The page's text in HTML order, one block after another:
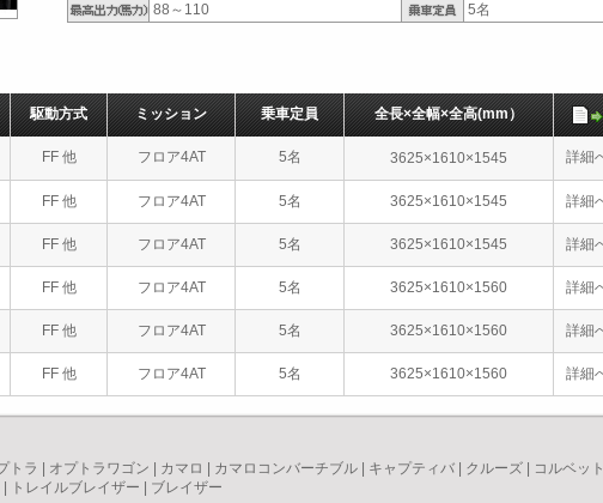
88～110
5名
駆動方式 ミッション 乗車定員 全長×全幅×全高(mm）
FF 他 フロア4AT 5名 3625×1610×1545 詳細
FF 他 フロア4AT 5名 3625×1610×1545 詳細
FF 他 フロア4AT 5名 3625×1610×1545 詳細
FF 他 フロア4AT 5名 3625×1610×1560 詳細
FF 他 フロア4AT 5名 3625×1610×1560 詳細
FF 他 フロア4AT 5名 3625×1610×1560 詳細
トラ オプトラワゴン カマロ カマロコンバーチブル キャプティバ クルーズ コルベット
トレイルブレイザー ブレイザー